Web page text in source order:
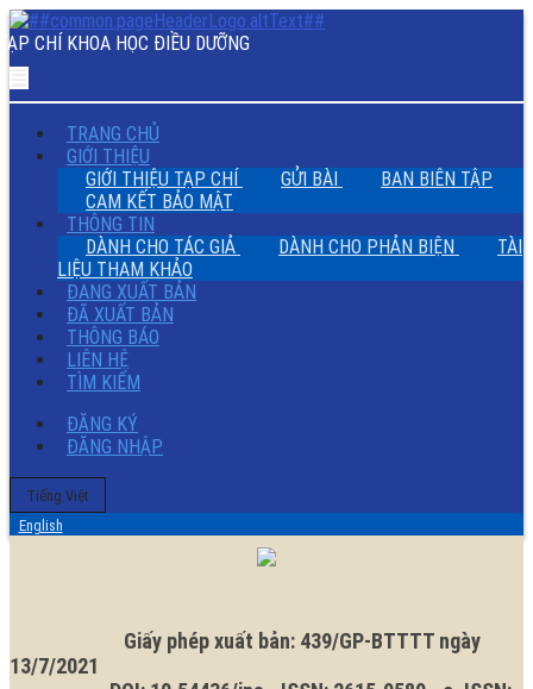
Kết
quả
thực
hiện
chăm
người
công
chăm
chính
dưỡng
Bệnh
viện
Đa
khoa
2023
CHÍ KHOA HỌC ĐIỀU DƯỠNG
TRANG CHỦ
GIỚI THIỆU
GIỚI THIỆU TẠP CHÍ
GỬI BÀI
BAN BIÊN TẬP
CAM KẾT BẢO MẬT
THÔNG TIN
DÀNH CHO TÁC GIẢ
DÀNH CHO PHẢN BIỆN
TÀI
LIỆU THAM KHẢO
ĐANG XUẤT BẢN
ĐÃ XUẤT BẢN
THÔNG BÁO
LIÊN HỆ
TÌM KIẾM
ĐĂNG KÝ
ĐĂNG NHẬP
Thay
đổi
ngôn
Tiếng Việt
English
Giấy phép xuất bản: 439/GP-BTTTT ngày
13/7/2021